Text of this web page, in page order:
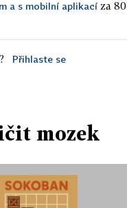
a s mobilní aplikací za 80
Přihlaste se
mozek